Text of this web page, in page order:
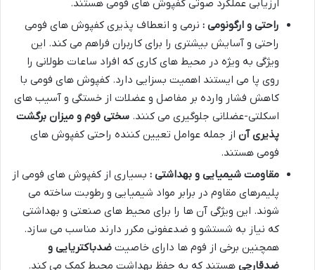
ارزیابی عملکرد صوتی کفپوش های فومی هستند.
راحتی و ارگونومی : نرمی و انعطاف پذیری کفپوش های فومی
راحتی و آسایش بیشتری را برای کاربران فراهم می کند. این
ویژگی به ویژه در محیط های کاری که افراد ساعات طولانی را
روی پا می ایستند اهمیت بسزایی دارد. کفپوش های فومی با
کاهش فشار وارده بر مفاصل و عضلات از خستگی و آسیب های
اسکلتی-عضلانی جلوگیری می کنند. سختی فوم و میزان برگشت
پذیری آن از جمله عوامل تعیین کننده راحتی کفپوش های
فومی هستند.
مقاومت شیمیایی و بهداشتی : بسیاری از کفپوش های فومی از
پلیمرهای مقاوم در برابر مواد شیمیایی و رطوبت ساخته می
شوند. این ویژگی آن ها را برای محیط های صنعتی و بهداشتی
که نیاز به شستشو و ضدعفونی مکرر دارند مناسب می سازد.
همچنین برخی از فوم ها دارای خاصیت ضدباکتریایی و
ضدقارچی هستند که به حفظ بهداشت محیط کمک می کند.